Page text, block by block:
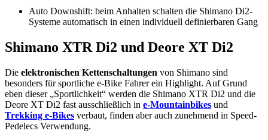
Auto Downshift: beim Anhalten schalten die Shimano Di2-
Systeme automatisch in einen individuell definierbaren Gang
Shimano XTR Di2 und Deore XT Di2
Die elektronischen Kettenschaltungen von Shimano sind
besonders für sportliche e-Bike Fahrer ein Highlight. Auf Grund
eben dieser „Sportlichkeit“ werden die Shimano XTR Di2 und die
Deore XT Di2 fast ausschließlich in e-Mountainbikes und
Trekking e-Bikes verbaut, finden aber auch zunehmend in Speed-
Pedelecs Verwendung.